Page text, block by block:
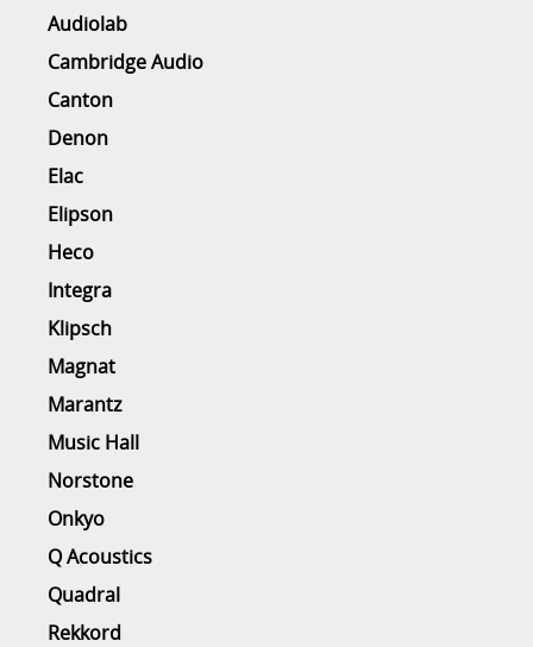
Audiolab
Cambridge Audio
Canton
Denon
Elac
Elipson
Heco
Integra
Klipsch
Magnat
Marantz
Music Hall
Norstone
Onkyo
Q Acoustics
Quadral
Rekkord